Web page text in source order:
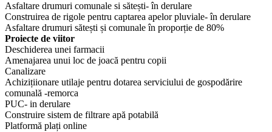
Asfaltare drumuri comunale si sătești- în derulare
Construirea de rigole pentru captarea apelor pluviale- în derulare
Asfaltare drumuri sătești și comunale în proporție de 80%
Proiecte de viitor
Deschiderea unei farmacii
Amenajarea unui loc de joacă pentru copii
​Canalizare
Achizițiionare utilaje pentru dotarea serviciului de gospodărire
comunală -remorca
PUC- in derulare
Construire sistem de filtrare apă potabilă
Platformă plați online